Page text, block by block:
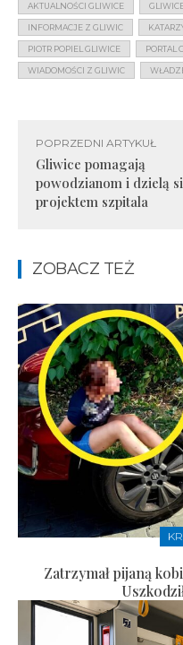
AKTUALNOŚCI GLIWICE
INFORMACJE Z GLIWIC
PIOTR POPIEL GLIWICE PORTAL
WIADOMOŚCI Z GLIWIC
POPRZEDNI ARTYKUŁ
Gliwice pomagają
powodzianom i dzielą
projektem szpitala
ZOBACZ TEŻ
Zatrzymał pijaną